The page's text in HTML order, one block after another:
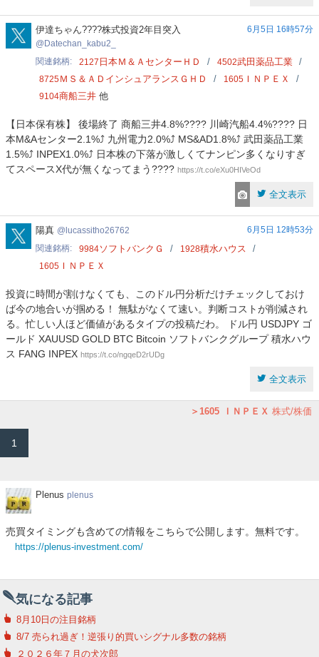
Datechan_kabu2_
伊達ちゃん????株式投資2年目突入
Datechan_kabu2_
6月5日 16時57分
関連銘柄 2127 日本Ｍ＆ＡセンターＨＤ 4502武田薬品工業
8725ＭＳ＆ＡＤインシュアランスＧＨＤ 1605 ＩＮＰＥＸ
9104商船三井 他
【日本保有株】 後場終了 商船三井4.8%???? 川崎汽船4.4%???? 日
本M&Aセンター2.1%⤴️ 九州電力2.0%⤴️ MS&AD1.8%⤴️ 武田薬品工業
1.5%⤴️ INPEX1.0%⤴️ 日本株の下落が激しくてナンピン多くなりすぎ
てスペースX代が無くなってまう???? https://t.co/eXu0HIVeOd
全文表示
lucassitho26762
陽真 lucassitho26762
6月5日 12時53分
関連銘柄
9984ソフトバンクＧ 1928積水ハウス
1605 ＩＮＰＥＸ
投資に時間が割けなくても、このドル円分析だけチェックしておけ
ば今の地合いが掴める！ 無駄がなくて速い。判断コストが削減され
る。忙しい人ほど価値があるタイプの投稿だわ。 ドル円 USDJPY ゴ
ールド XAUUSD GOLD BTC Bitcoin ソフトバンクグループ 積水ハウ
ス FANG INPEX https://t.co/ngqeD2rUDg
全文表示
1605 ＩＮＰＥＸ 株式/株価
1
Plenus
Plenus plenus
売買タイミングも含めての情報をこちらで公開します。無料です。
https://plenus-investment.com/
気になる記事
8月10日の注目銘柄
8/7 売られ過ぎ！逆張り的買いシグナル多数の銘柄
２０２６年７月の犬次郎